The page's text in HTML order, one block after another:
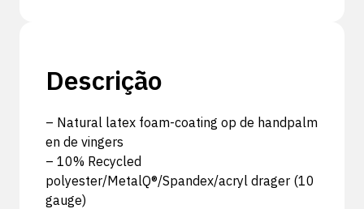
Descrição
– Natural latex foam-coating op de handpalm
en de vingers
– 10% Recycled
polyester/MetalQ®/Spandex/acryl drager (10
gauge)